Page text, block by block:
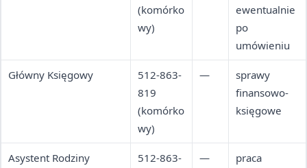
(komórko
wy)
ewentualnie
po
umówieniu
Główny Księgowy
512-863-
819
(komórko
wy)
—
sprawy
finansowo-
księgowe
Asystent Rodziny
512-863-
—
praca